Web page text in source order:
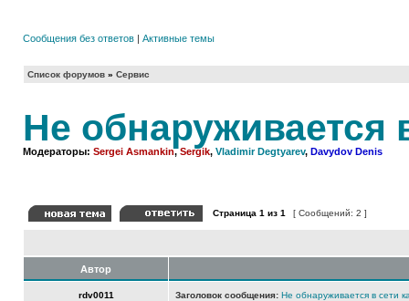
Сообщения без ответов | Активные темы
Список форумов » Сервис
Не обнаруживается
Модераторы: Sergei Asmankin,Sergik, Vladimir Degtyarev, Davydov Denis
Страница 1 из 1 [ Сообщений: 2 ]
Автор
rdv0011 Заголовок сообщения: Не обнаруживается в сети